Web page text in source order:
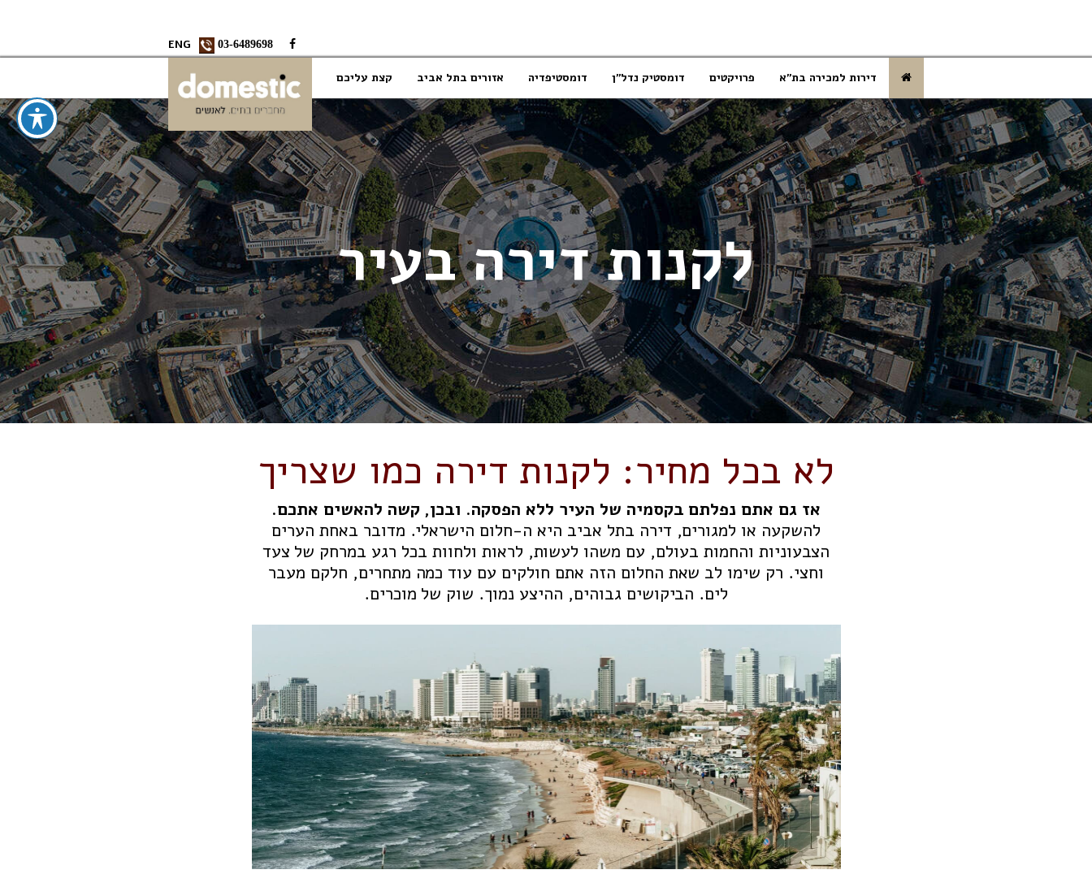
ENG 03-6489698
דירות למכירה בת”א פרויקטים דומסטיק נדל”ן דומסטיפדיה אזורים בתל אביב קצת עליכם
לקנות דירה בעיר
לא בכל מחיר: לקנות דירה כמו שצריך
אז גם אתם נפלתם בקסמיה של העיר ללא הפסקה. ובכן, קשה להאשים אתכם.
להשקעה או למגורים, דירה בתל אביב היא ה-חלום הישראלי. מדובר באחת הערים
הצבעוניות והחמות בעולם, עם משהו לעשות, לראות ולחוות בכל רגע במרחק של צעד
וחצי. רק שימו לב שאת החלום הזה אתם חולקים עם עוד כמה מתחרים, חלקם מעבר
לים. הביקושים גבוהים, ההיצע נמוך. שוק של מוכרים.